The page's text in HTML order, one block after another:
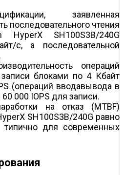
заявленная
последовательного чтения
HyperX SH100S3B/240G
с, а последовательной
операций
блоками по 4 Кбайт
(операций ввода­вывода в
000 IOPS для записи.
на отказ (MTBF)
SH100S3B/240G равно
для современных